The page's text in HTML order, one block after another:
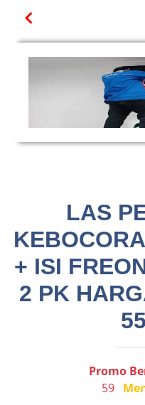
LAS
+ ISI
2 PK
Promo
59